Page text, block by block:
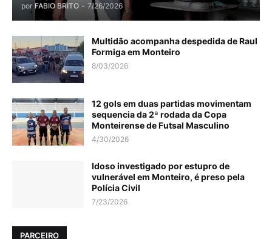
por FABIO BRITO - 7/26/2026
Multidão acompanha despedida de Raul
Formiga em Monteiro
8/03/2026
12 gols em duas partidas movimentam
sequencia da 2ª rodada da Copa
Monteirense de Futsal Masculino
4/30/2026
Idoso investigado por estupro de
vulnerável em Monteiro, é preso pela
Polícia Civil
7/23/2026
PARCEIRO